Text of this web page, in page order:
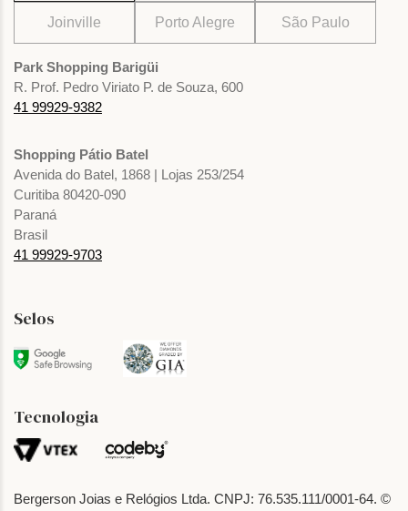
Joinville Porto Alegre São Paulo
Park Shopping Barigüi
R. Prof. Pedro Viriato P. de Souza, 600
41 99929-9382
Shopping Pátio Batel
Avenida do Batel, 1868 | Lojas 253/254
Curitiba 80420-090
Paraná
Brasil
41 99929-9703
Bergerson Joias e Relógios Ltda. CNPJ: 76.535.111/0001-64. ©
Selos
Tecnologia